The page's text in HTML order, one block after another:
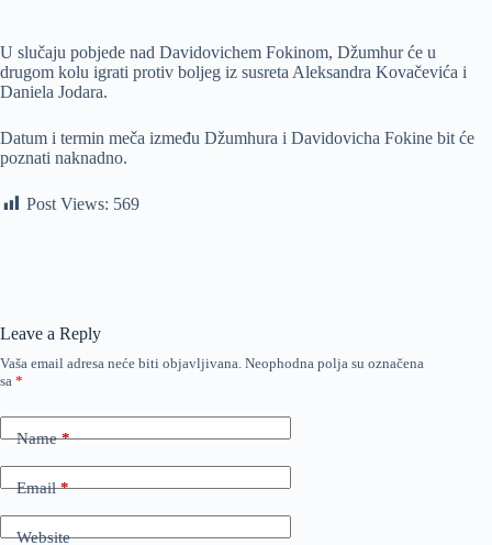
U slučaju pobjede nad Davidovichem Fokinom, Džumhur će u
drugom kolu igrati protiv boljeg iz susreta Aleksandra Kovačevića i
Daniela Jodara.
Datum i termin meča između Džumhura i Davidovicha Fokine bit će
poznati naknadno.
Post Views: 569
Leave a Reply
Vaša email adresa neće biti objavljivana. Neophodna polja su označena
sa *
Name*
Email*
Website